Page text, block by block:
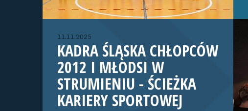
11.11.2025
KADRA ŚLĄSKA CHŁOPCÓW
2012 I MŁODSI W
STRUMIENIU - ŚCIEŻKA
KARIERY SPORTOWEJ